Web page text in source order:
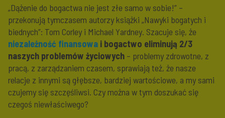
„Dążenie do bogactwa nie jest złe samo w sobie!” –
przekonują tymczasem autorzy książki „Nawyki bogatych i
biednych”: Tom Corley i Michael Yardney. Szacuje się, że
niezależność finansowa i bogactwo eliminują 2/3
naszych problemów życiowych – problemy zdrowotne, z
pracą, z zarządzaniem czasem, sprawiają też, że nasze
relacje z innymi są głębsze, bardziej wartościowe, a my sami
czujemy się szczęśliwsi. Czy można w tym doszukać się
czegoś niewłaściwego?